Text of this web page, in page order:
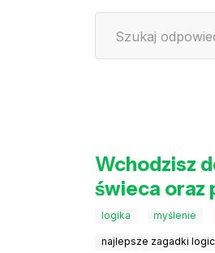
Wchodzisz
świeca oraz
logika myślenie
najlepsze zagadki